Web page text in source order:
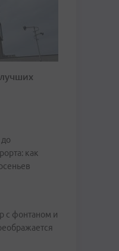
как
с фонтаном и